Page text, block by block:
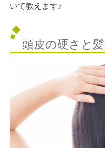
いて教えます♪
頭皮の硬さと